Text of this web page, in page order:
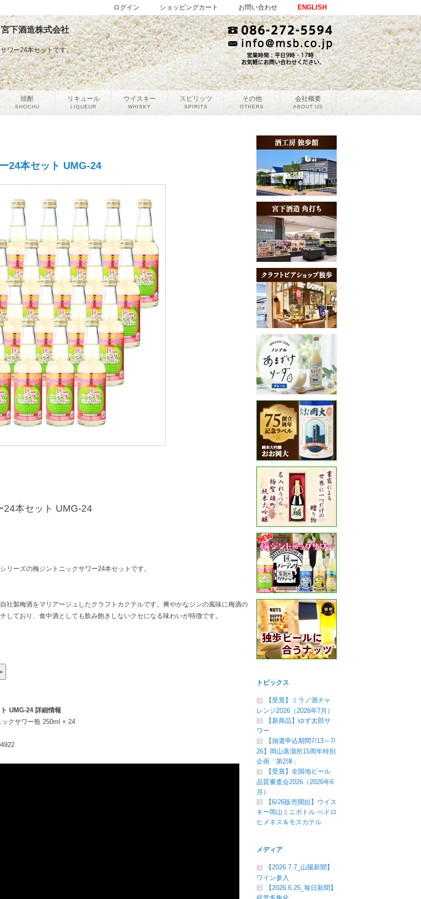
下酒造株式会社
ワー24本セットです。
24本セット UMG-24
24本セット UMG-24
リーズの梅ジントニックサワー24本セットです。
社製梅酒をマリアージュしたクラフトカクテルです。爽やかなジンの風味に梅酒の
しており、食中酒としても飲み飽きしないクセになる味わいが特徴です。
UMG-24 詳細情報
クサワー瓶 250ml × 24
トピックス
【受賞】ミラノ酒チャ
レンジ2026（2026年7月）
【新商品】ゆず太郎サ
ワー
【抽選申込期間7/13～7/
26】岡山蒸溜所15周年特別
企画「第2弾」
【受賞】全国地ビール
品質審査会2026（2026年6
月）
【6/26販売開始】ウイス
キー岡山ミニボトル ペドロ
ヒメネス＆モスカテル
メディア
【2026.7.7_山陽新聞】
ワイン参入
【2026.6.25_毎日新聞】
焼酎
SHOCHU
リキュール
LIQUEUR
ウイスキー
WHISKY
スピリッツ
SPIRITS
その他
OTHERS
会社概要
ABOUT US
ENGLISH
お問い合わせ
ショッピングカート
ログイン